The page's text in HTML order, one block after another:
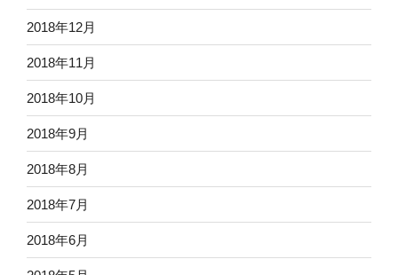
2018年12月
2018年11月
2018年10月
2018年9月
2018年8月
2018年7月
2018年6月